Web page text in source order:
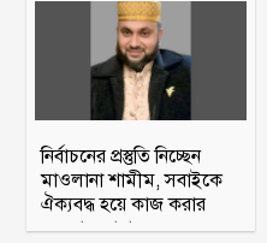
নির্বাচনের প্রস্তুতি নিচ্ছেন
মাওলানা শামীম, সবাইকে
ঐক্যবদ্ধ হয়ে কাজ করার
অহব্বান জানান